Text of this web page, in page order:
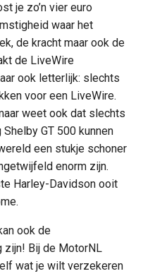
je zo’n vier euro
waar het
de kracht maar ook de
de LiveWire
ook letterlijk: slechts
voor een LiveWire.
weet ook dat slechts
GT 500 kunnen
een stukje schoner
enorm zijn.
Harley-Davidson ooit
ook de
zijn! Bij de MotorNL
wat je wilt verzekeren